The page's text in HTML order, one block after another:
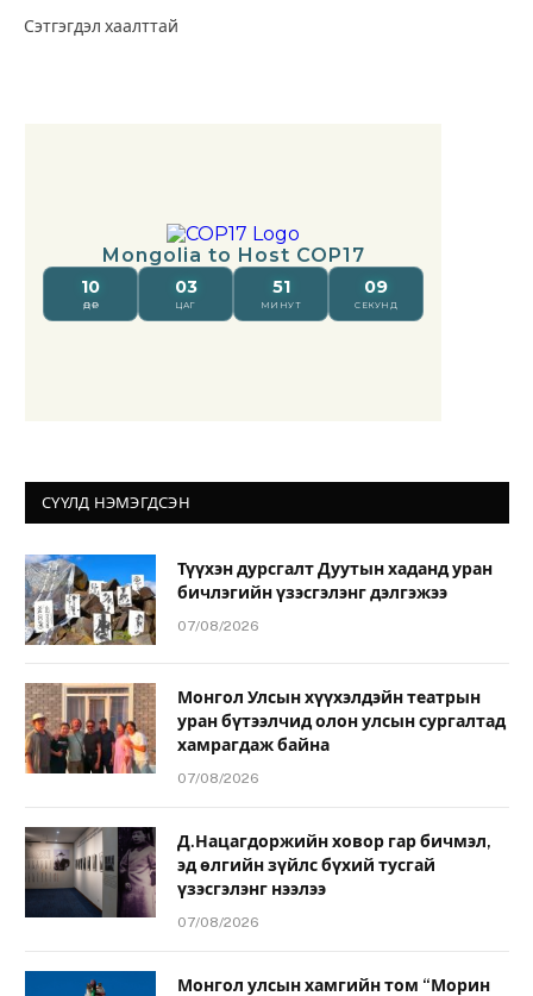
Сэтгэгдэл хаалттай
СҮҮЛД НЭМЭГДСЭН
Түүхэн дурсгалт Дуутын хаданд уран
бичлэгийн үзэсгэлэнг дэлгэжээ
07/08/2026
Монгол Улсын хүүхэлдэйн театрын
уран бүтээлчид олон улсын сургалтад
хамрагдаж байна
07/08/2026
Д.Нацагдоржийн ховор гар бичмэл,
эд өлгийн зүйлс бүхий тусгай
үзэсгэлэнг нээлээ
07/08/2026
Монгол улсын хамгийн том “Морин